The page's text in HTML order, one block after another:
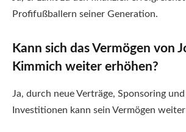
Profifußballern seiner Generation.
Kann sich das Vermögen von
Kimmich weiter erhöhen?
Ja, durch neue Verträge, Sponsoring
Investitionen kann sein Vermögen